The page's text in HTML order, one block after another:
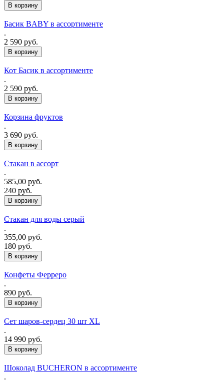
Басик BABY в ассортименте
.
2 590 руб.
Кот Басик в ассортименте
.
2 590 руб.
Корзина фруктов
.
3 690 руб.
Стакан в ассорт
.
585,00 руб.
240 руб.
Стакан для воды серый
.
355,00 руб.
180 руб.
Конфеты Ферреро
.
890 руб.
Сет шаров-сердец 30 шт XL
.
14 990 руб.
Шоколад BUCHERON в ассортименте
.